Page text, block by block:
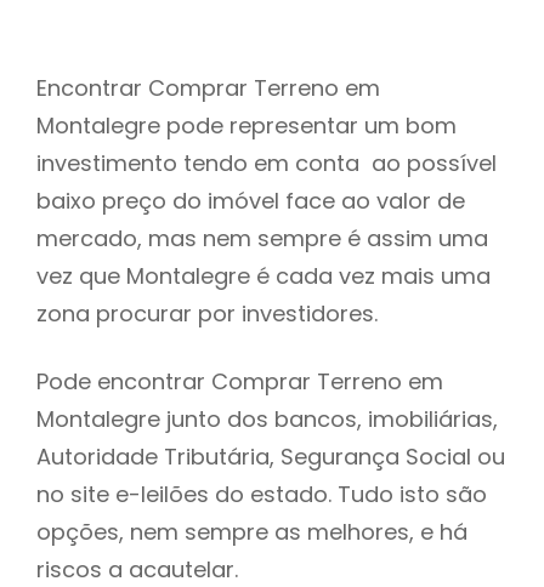
Encontrar Comprar Terreno em
Montalegre pode representar um bom
investimento tendo em conta ao possível
baixo preço do imóvel face ao valor de
mercado, mas nem sempre é assim uma
vez que Montalegre é cada vez mais uma
zona procurar por investidores.
Pode encontrar Comprar Terreno em
Montalegre junto dos bancos, imobiliárias,
Autoridade Tributária, Segurança Social ou
no site e-leilões do estado. Tudo isto são
opções, nem sempre as melhores, e há
riscos a acautelar.